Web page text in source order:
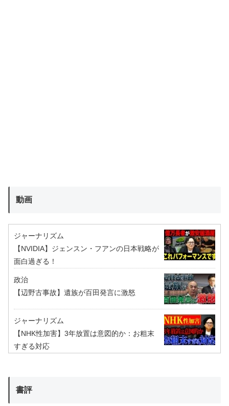
動画
ジャーナリズム
【NVIDIA】ジェンスン・フアンの日本戦略が
面白過ぎる！
政治
【辺野古事故】遺族が百田発言に激怒
ジャーナリズム
【NHK性加害】3年放置は意図的か：お粗末
すぎる対応
書評